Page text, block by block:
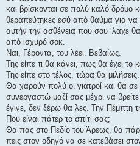
και βρίσκονται σε πολύ καλό δρόμο
θεραπεύτηκες εσύ από θαύμα για να
αυτήν την ασθένεια που σου ‘λαχε
από ισχυρό σοκ.
Ναι, Γέροντα, του λέει. Βεβαίως.
Της είπε τι θα κάνει, πως θα έχει το
Της είπε στο τέλος, τώρα θα
Θα χαρούν πολύ οι γιατροί και θα
συνεργαστώ μαζί σας μέχρι να
έγινε, δεν ξέρω θα λες. Την Πέμπτη
Που είναι πάτερ το σπίτι σας;
Θα πας στο Πεδίο του Άρεως, θα
πεις στον οδηγό να σε κατεβάσει